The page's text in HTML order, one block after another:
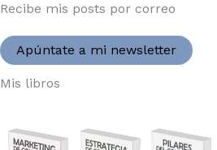
Recibe mis posts por correo
Apúntate a mi newsletter
Mis libros